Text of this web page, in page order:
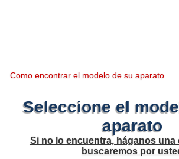
Como encontrar el modelo de su aparato
Seleccione el
aparato
Si no lo encuentra, háganos una
buscaremos por